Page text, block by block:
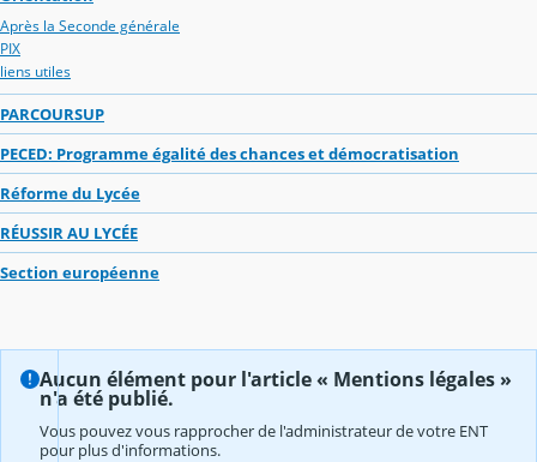
Après la Seconde générale
PIX
liens utiles
PARCOURSUP
PECED: Programme égalité des chances et démocratisation
Réforme du Lycée
RÉUSSIR AU LYCÉE
Section européenne
Aucun élément pour l'article « Mentions légales »
n'a été publié.
Vous pouvez vous rapprocher de l'administrateur de votre ENT
pour plus d'informations.